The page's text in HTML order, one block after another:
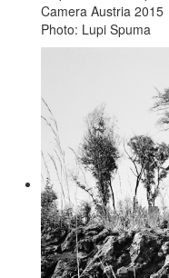
Camera Austria 2015
Photo: Lupi Spuma